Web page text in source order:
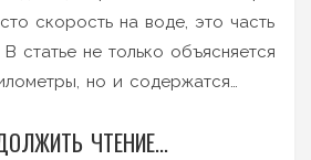
скорость на воде, это часть
статье не только объясняется
но и содержатся
ЧТЕНИЕ...